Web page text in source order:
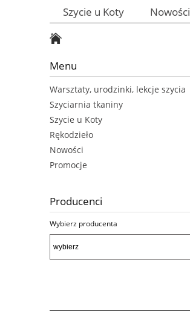
Szycie u Koty Nowości
Menu
Warsztaty, urodzinki, lekcje szycia
Szyciarnia tkaniny
Szycie u Koty
Rękodzieło
Nowości
Promocje
Producenci
Wybierz producenta